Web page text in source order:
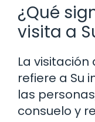
¿Qué
visita a
La visitación
refiere a Su
las
consuelo y